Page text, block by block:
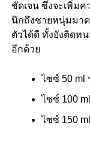
ชัดเจน ซึ่งจะเพิ่ม
นึกถึงชายหนุ่มมา
ตัวได้ดี ทั้งยังติดท
อีกด้วย
ไซซ์ 50 ml
ไซซ์ 100
ไซซ์ 150